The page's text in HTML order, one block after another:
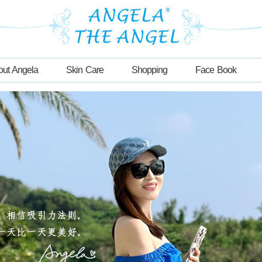
Angela Skin Care Shopping Face Book